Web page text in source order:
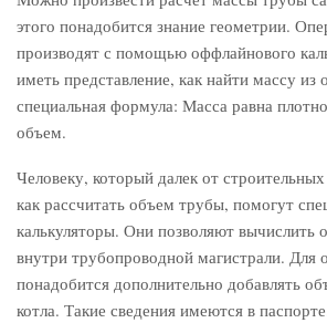
этого понадобится знание геометрии.
производят с помощью оффлайнового
иметь представление, как найти массу
специальная формула: Масса равна
объем.
Человеку, который далек от
как рассчитать объем трубы, помогут
калькуляторы. Они позволяют вычислить
внутри трубопроводной магистрали. Для
понадобится дополнительно добавлять
котла. Такие сведения имеются в